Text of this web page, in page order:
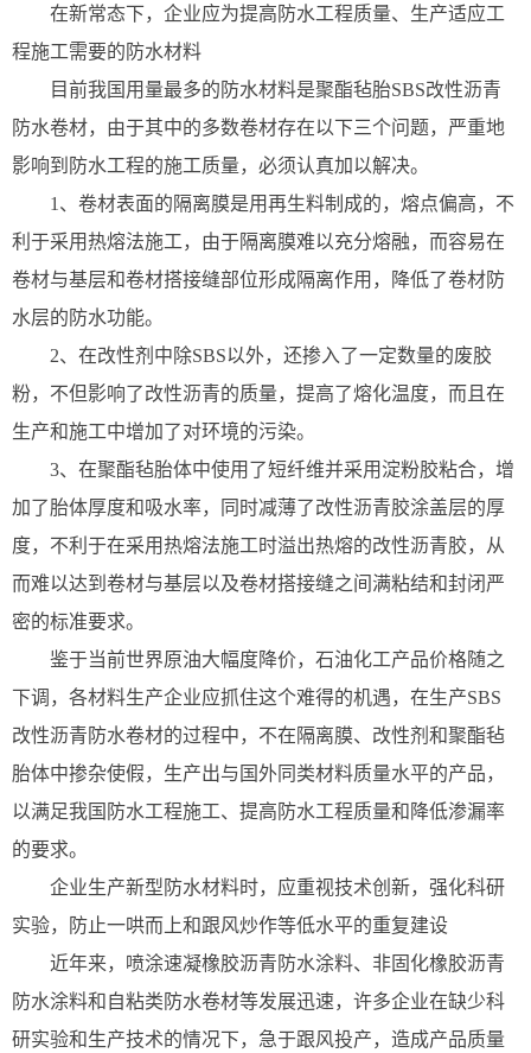
在新常态下，企业应为提高防水工程质量、生产适应工
程施工需要的防水材料
目前我国用量最多的防水材料是聚酯毡胎SBS改性沥青
防水卷材，由于其中的多数卷材存在以下三个问题，严重地
影响到防水工程的施工质量，必须认真加以解决。
1、卷材表面的隔离膜是用再生料制成的，熔点偏高，不
利于采用热熔法施工，由于隔离膜难以充分熔融，而容易在
卷材与基层和卷材搭接缝部位形成隔离作用，降低了卷材防
水层的防水功能。
2、在改性剂中除SBS以外，还掺入了一定数量的废胶
粉，不但影响了改性沥青的质量，提高了熔化温度，而且在
生产和施工中增加了对环境的污染。
3、在聚酯毡胎体中使用了短纤维并采用淀粉胶粘合，增
加了胎体厚度和吸水率，同时减薄了改性沥青胶涂盖层的厚
度，不利于在采用热熔法施工时溢出热熔的改性沥青胶，从
而难以达到卷材与基层以及卷材搭接缝之间满粘结和封闭严
密的标准要求。
鉴于当前世界原油大幅度降价，石油化工产品价格随之
下调，各材料生产企业应抓住这个难得的机遇，在生产SBS
改性沥青防水卷材的过程中，不在隔离膜、改性剂和聚酯毡
胎体中掺杂使假，生产出与国外同类材料质量水平的产品，
以满足我国防水工程施工、提高防水工程质量和降低渗漏率
的要求。
企业生产新型防水材料时，应重视技术创新，强化科研
实验，防止一哄而上和跟风炒作等低水平的重复建设
近年来，喷涂速凝橡胶沥青防水涂料、非固化橡胶沥青
防水涂料和自粘类防水卷材等发展迅速，许多企业在缺少科
研实验和生产技术的情况下，急于跟风投产，造成产品质量